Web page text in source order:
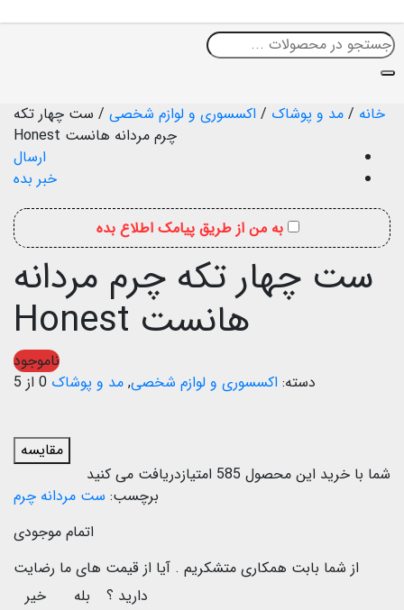
خانه / مد و پوشاک / اکسسوری و لوازم شخصی / ست چهار تکه
چرم مردانه هانست Honest
ارسال
خبر بده
به من از طریق پیامک اطلاع بده
ست چهار تکه چرم مردانه
هانست Honest
ناموجود
دسته: اکسسوری و لوازم شخصی, مد و پوشاک 0 از 5
مقایسه
شما با خرید این محصول 585 امتیازدریافت می کنید
برچسب: ست مردانه چرم
اتمام موجودی
از شما بابت همکاری متشکریم . آیا از قیمت های ما رضایت
دارید ؟
بله
خیر